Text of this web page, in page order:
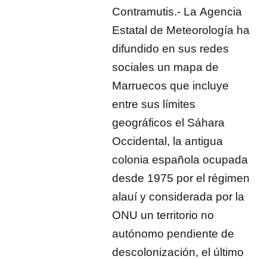
Contramutis.- La Agencia
Estatal de Meteorología ha
difundido en sus redes
sociales un mapa de
Marruecos que incluye
entre sus límites
geográficos el Sáhara
Occidental, la antigua
colonia española ocupada
desde 1975 por el régimen
alauí y considerada por la
ONU un territorio no
autónomo pendiente de
descolonización, el último